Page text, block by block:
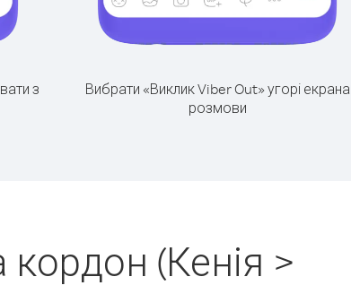
з
Вибрати «Виклик Viber Out» угорі екрана
розмови
(Кенія >